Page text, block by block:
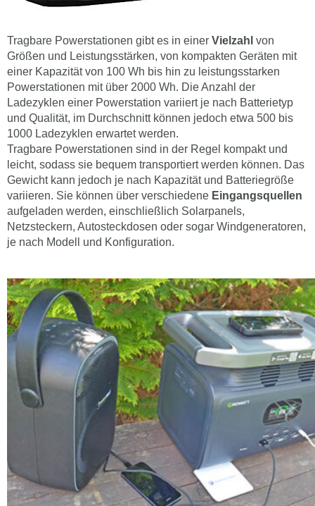
Tragbare Powerstationen gibt es in einer Vielzahl von
Größen und Leistungsstärken, von kompakten Geräten mit
einer Kapazität von 100 Wh bis hin zu leistungsstarken
Powerstationen mit über 2000 Wh. Die Anzahl der
Ladezyklen einer Powerstation variiert je nach Batterietyp
und Qualität, im Durchschnitt können jedoch etwa 500 bis
1000 Ladezyklen erwartet werden.
Tragbare Powerstationen sind in der Regel kompakt und
leicht, sodass sie bequem transportiert werden können. Das
Gewicht kann jedoch je nach Kapazität und Batteriegröße
variieren. Sie können über verschiedene Eingangsquellen
aufgeladen werden, einschließlich Solarpanels,
Netzsteckern, Autosteckdosen oder sogar Windgeneratoren,
je nach Modell und Konfiguration.